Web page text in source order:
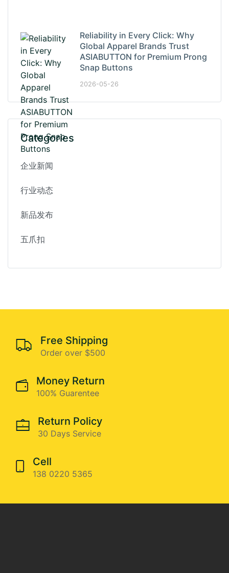
Reliability in Every Click: Why
Global Apparel Brands Trust
ASIABUTTON for Premium Prong
Snap Buttons
2026-05-26
Categories
企业新闻
行业动态
新品发布
五爪扣
Free Shipping
Order over $500
Money Return
100% Guarentee
Return Policy
30 Days Service
Cell
138 0220 5365